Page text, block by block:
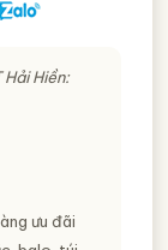
Hiền:
ưu đãi